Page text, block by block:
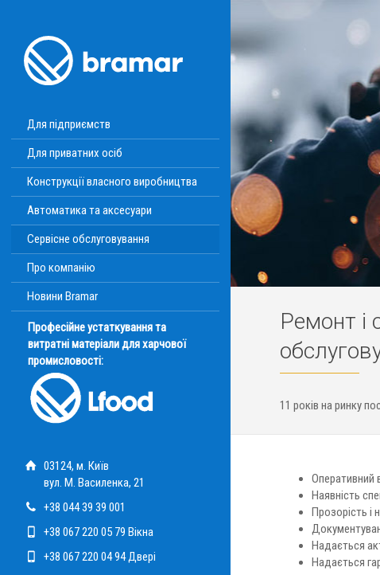
Для підприємств
Для приватних осіб
Конструкції власного виробництва
Автоматика та аксесуари
Сервісне обслуговування
Про компанію
Новини Bramar
Професійне устаткування та
витратні матеріали для харчової
промисловості:
03124, м. Київ
вул. М. Василенка, 21
+38 044 39 39 001
+38 067 220 05 79 Вікна
+38 067 220 04 94 Двері
Ремонт і
11 років на ринку
Оперативний
Наявність
Прозорість і
Надається
Надається